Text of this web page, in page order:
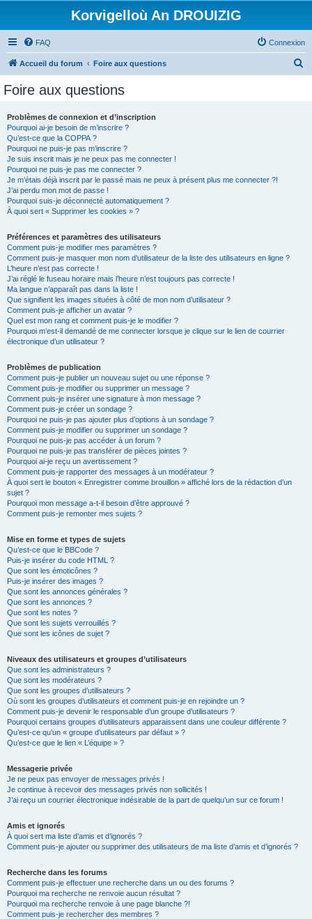
Korvigelloù An DROUIZIG
FAQ Connexion
Accueil du forum Foire aux questions
Foire aux questions
Problèmes de connexion et d’inscription
Pourquoi ai-je besoin de m’inscrire ?
Qu’est-ce que la COPPA ?
Pourquoi ne puis-je pas m’inscrire ?
Je suis inscrit mais je ne peux pas me connecter !
Pourquoi ne puis-je pas me connecter ?
Je m’étais déjà inscrit par le passé mais ne peux à présent plus me connecter ?!
J’ai perdu mon mot de passe !
Pourquoi suis-je déconnecté automatiquement ?
À quoi sert « Supprimer les cookies » ?
Préférences et paramètres des utilisateurs
Comment puis-je modifier mes paramètres ?
Comment puis-je masquer mon nom d’utilisateur de la liste des utilisateurs en ligne ?
L’heure n’est pas correcte !
J’ai réglé le fuseau horaire mais l’heure n’est toujours pas correcte !
Ma langue n’apparaît pas dans la liste !
Que signifient les images situées à côté de mon nom d’utilisateur ?
Comment puis-je afficher un avatar ?
Quel est mon rang et comment puis-je le modifier ?
Pourquoi m’est-il demandé de me connecter lorsque je clique sur le lien de courrier
électronique d’un utilisateur ?
Problèmes de publication
Comment puis-je publier un nouveau sujet ou une réponse ?
Comment puis-je modifier ou supprimer un message ?
Comment puis-je insérer une signature à mon message ?
Comment puis-je créer un sondage ?
Pourquoi ne puis-je pas ajouter plus d’options à un sondage ?
Comment puis-je modifier ou supprimer un sondage ?
Pourquoi ne puis-je pas accéder à un forum ?
Pourquoi ne puis-je pas transférer de pièces jointes ?
Pourquoi ai-je reçu un avertissement ?
Comment puis-je rapporter des messages à un modérateur ?
À quoi sert le bouton « Enregistrer comme brouillon » affiché lors de la rédaction d’un
sujet ?
Pourquoi mon message a-t-il besoin d’être approuvé ?
Comment puis-je remonter mes sujets ?
Mise en forme et types de sujets
Qu’est-ce que le BBCode ?
Puis-je insérer du code HTML ?
Que sont les émoticônes ?
Puis-je insérer des images ?
Que sont les annonces générales ?
Que sont les annonces ?
Que sont les notes ?
Que sont les sujets verrouillés ?
Que sont les icônes de sujet ?
Niveaux des utilisateurs et groupes d’utilisateurs
Que sont les administrateurs ?
Que sont les modérateurs ?
Que sont les groupes d’utilisateurs ?
Où sont les groupes d’utilisateurs et comment puis-je en rejoindre un ?
Comment puis-je devenir le responsable d’un groupe d’utilisateurs ?
Pourquoi certains groupes d’utilisateurs apparaissent dans une couleur différente ?
Qu’est-ce qu’un « groupe d’utilisateurs par défaut » ?
Qu’est-ce que le lien « L’équipe » ?
Messagerie privée
Je ne peux pas envoyer de messages privés !
Je continue à recevoir des messages privés non sollicités !
J’ai reçu un courrier électronique indésirable de la part de quelqu’un sur ce forum !
Amis et ignorés
À quoi sert ma liste d’amis et d’ignorés ?
Comment puis-je ajouter ou supprimer des utilisateurs de ma liste d’amis et d’ignorés ?
Recherche dans les forums
Comment puis-je effectuer une recherche dans un ou des forums ?
Pourquoi ma recherche ne renvoie aucun résultat ?
Pourquoi ma recherche renvoie à une page blanche ?!
Comment puis-je rechercher des membres ?